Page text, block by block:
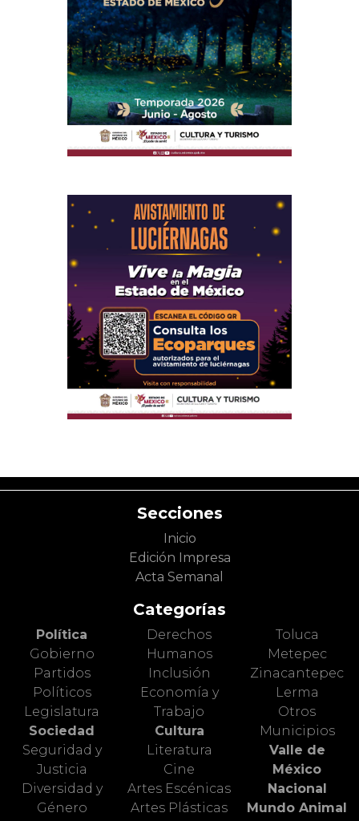
Secciones
Inicio
Edición Impresa
Acta Semanal
Categorías
Política
Gobierno
Partidos
Políticos
Legislatura
Sociedad
Seguridad y
Justicia
Diversidad y
Género
Derechos
Humanos
Inclusión
Economía y
Trabajo
Cultura
Literatura
Cine
Artes Escénicas
Artes Plásticas
Toluca
Metepec
Zinacantepec
Lerma
Otros
Municipios
Valle de
México
Nacional
Mundo Animal